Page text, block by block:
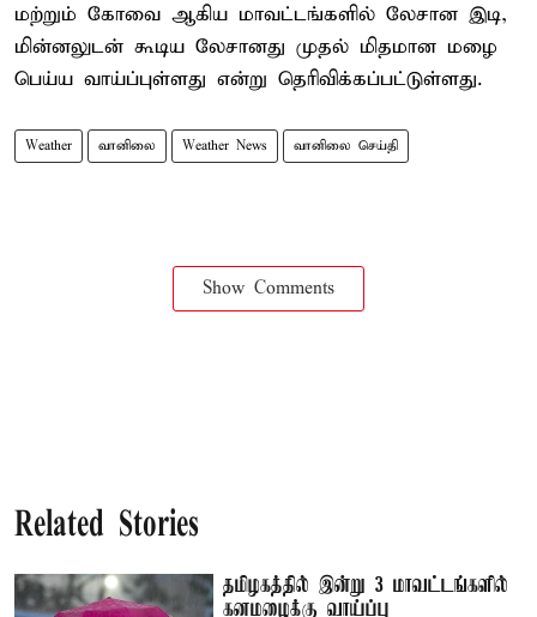
மற்றும் கோவை ஆகிய மாவட்டங்களில் லேசான இடி,
மின்னலுடன் கூடிய லேசானது முதல் மிதமான மழை
பெய்ய வாய்ப்புள்ளது என்று தெரிவிக்கப்பட்டுள்ளது.
Weather வானிலை Weather News வானிலை செய்தி
Show Comments
Related Stories
தமிழகத்தில் இன்று 3 மாவட்டங்களில்
கனமழைக்கு வாய்ப்பு